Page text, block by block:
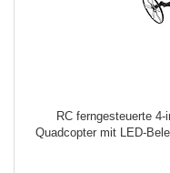
RC ferngesteuerte
Quadcopter mit LED-